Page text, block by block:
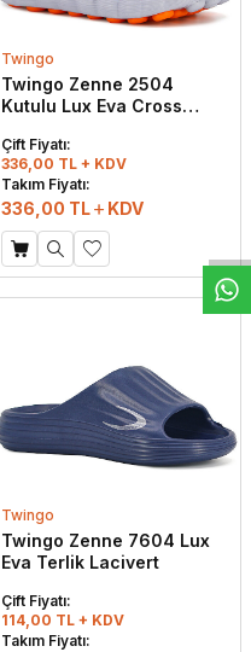
Twingo
Twingo Zenne 2504
Kutulu Lux Eva Cross
Çift Fiyatı:
336,00 TL + KDV
Takım Fiyatı:
336,00 TL KDV
Twingo
Twingo Zenne 7604 Lux
Eva Terlik Lacivert
Çift Fiyatı:
114,00 TL + KDV
Takım Fiyatı: